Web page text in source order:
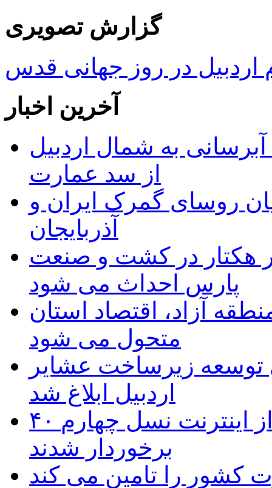
گزارش تصویری
در روز جهانی قدس
آخرین اخبار
ماده ۲۳ طرح آبرسانی به شمال اردبیل
از سد عمارت
روسای گمرک ایران و
آذربایجان
هکتار در کشت و صنعت
پارس احداث می شود
آزاد، اقتصاد استان
متحول می شود
برای توسعه زیرساخت عشایر
اردبیل ابلاغ شد
۴۰ روستای شهرستان گِرمی از اینترنت نسل چهارم
برخوردار شدند